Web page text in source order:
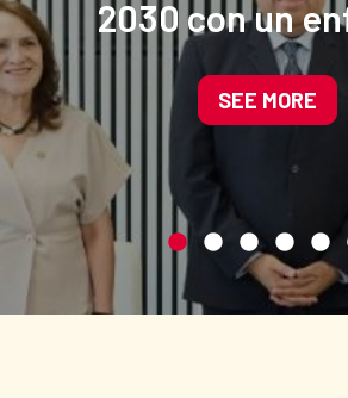
2030 con un
participativo e
SEE MORE